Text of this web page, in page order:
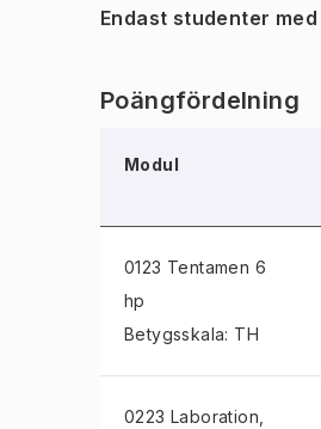
Endast studenter
Poängfördelning
Modul
0123 Tentamen 6
hp
Betygsskala: TH
0223 Laboration